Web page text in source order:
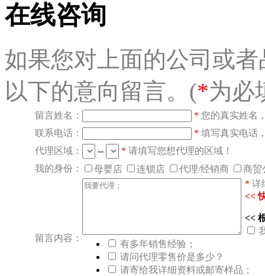
在线咨询
如果您对上面的公司或
以下的意向留言。(*为必
留言姓名： * 您的真实姓名
联系电话：
* 填写真实电话
代理区域：
-- * 请填写您想代理的区域！
我的身份：
母婴店 连锁店 代理/经销商 商贸
留言内容：
* 详
<<
<<
有多年销售经验；
请问代理零售价是多少？
请寄给我详细资料或邮寄样品；